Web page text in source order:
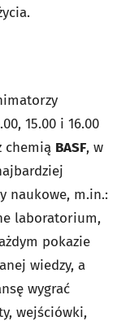
15.00 i 16.00
chemią BASF, w
naukowe, m.in.:
laboratorium,
pokazie
wiedzy, a
wygrać
wejściówki,